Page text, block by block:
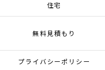
住宅
無料見積もり
プライバシーポリシー